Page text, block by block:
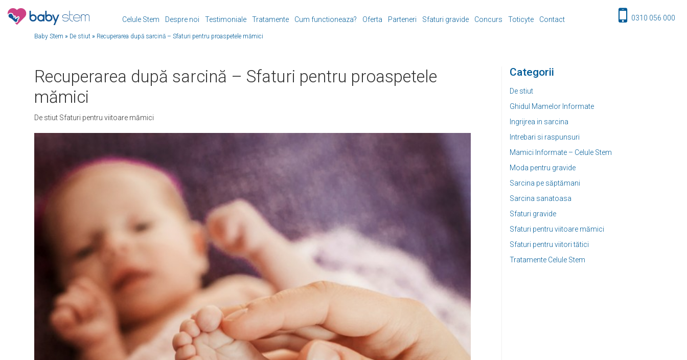
Celule Stem Despre noi Testimoniale Tratamente Cum functioneaza? Oferta Parteneri Sfaturi gravide Concurs Toticyte Contact 0310 056 000
Baby Stem » De stiut » Recuperarea după sarcină – Sfaturi pentru proaspetele mămici
Categorii
De stiut
Ghidul Mamelor Informate
Ingrijrea in sarcina
Intrebari si raspunsuri
Mamici Informate – Celule Stem
Moda pentru gravide
Sarcina pe săptămani
Sarcina sanatoasa
Sfaturi gravide
Sfaturi pentru viitoare mămici
Sfaturi pentru viitori tătici
Tratamente Celule Stem
Recuperarea după sarcină – Sfaturi pentru proaspetele
mămici
De stiut Sfaturi pentru viitoare mămici